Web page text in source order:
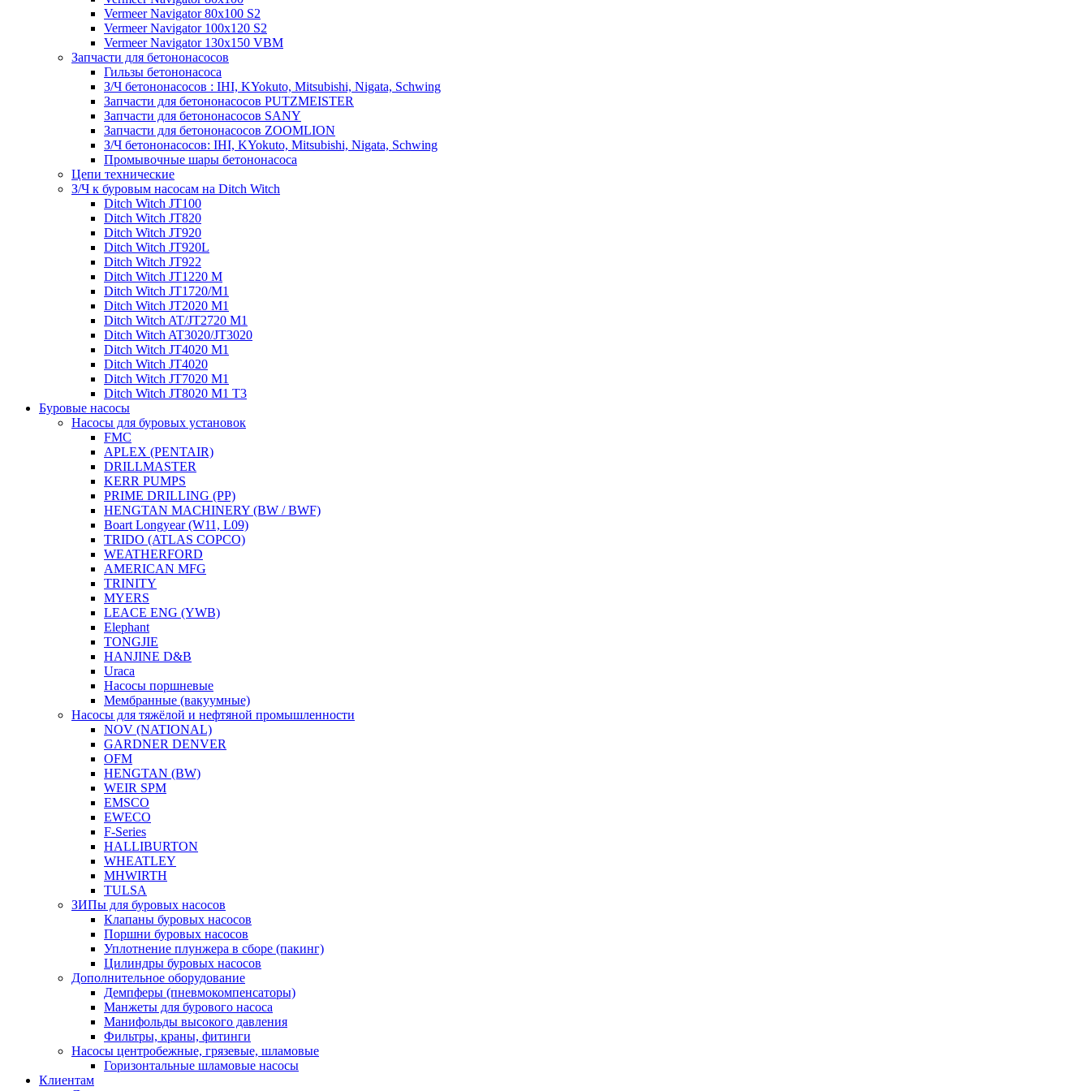
Vermeer Navigator 80x100 S2
Vermeer Navigator 100x120 S2
Vermeer Navigator 130x150 VBM
Запчасти для бетононасосов
Гильзы бетононасоса
З/Ч бетононасосов : IHI, KYokuto, Mitsubishi, Nigata, Schwing
Запчасти для бетононасосов PUTZMEISTER
Запчасти для бетононасосов SANY
Запчасти для бетононасосов ZOOMLION
З/Ч бетононасосов: IHI, KYokuto, Mitsubishi, Nigata, Schwing
Промывочные шары бетононасоса
Цепи технические
З/Ч к буровым насосам на Ditch Witch
Ditch Witch JT100
Ditch Witch JT820
Ditch Witch JT920
Ditch Witch JT920L
Ditch Witch JT922
Ditch Witch JT1220 M
Ditch Witch JT1720/M1
Ditch Witch JT2020 M1
Ditch Witch AT/JT2720 M1
Ditch Witch AT3020/JT3020
Ditch Witch JT4020 M1
Ditch Witch JT4020
Ditch Witch JT7020 M1
Ditch Witch JT8020 M1 T3
Буровые насосы
Насосы для буровых установок
FMC
APLEX (PENTAIR)
DRILLMASTER
KERR PUMPS
PRIME DRILLING (PP)
HENGTAN MACHINERY (BW / BWF)
Boart Longyear (W11, L09)
TRIDO (ATLAS COPCO)
WEATHERFORD
AMERICAN MFG
TRINITY
MYERS
LEACE ENG (YWB)
Elephant
TONGJIE
HANJINE D&B
Uraca
Насосы поршневые
Мембранные (вакуумные)
Насосы для тяжёлой и нефтяной промышленности
NOV (NATIONAL)
GARDNER DENVER
OFM
HENGTAN (BW)
WEIR SPM
EMSCO
EWECO
F-Series
HALLIBURTON
WHEATLEY
MHWIRTH
TULSA
ЗИПы для буровых насосов
Клапаны буровых насосов
Поршни буровых насосов
Уплотнение плунжера в сборе (пакинг)
Цилиндры буровых насосов
Дополнительное оборудование
Демпферы (пневмокомпенсаторы)
Манжеты для бурового насоса
Манифольды высокого давления
Фильтры, краны, фитинги
Насосы центробежные, грязевые, шламовые
Горизонтальные шламовые насосы
Клиентам